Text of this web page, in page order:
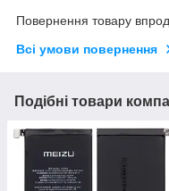
Повернення товару
Всі умови повернення
Подібні товари